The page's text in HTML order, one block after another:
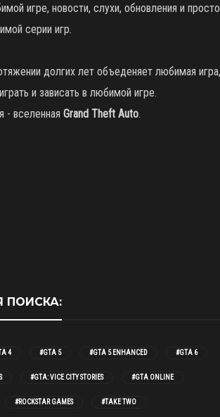
игре, новости, слухи, обновления и просто
серии игр.
долгих лет объеденяет любимая игра,
и зависать в любимой игре.
- вселенная Grand Theft Auto.
ПОИСКА:
4 #GTA 5 #GTA 5 ENHANCED #GTA 6
#GTA: VICE CITY STORIES #GTA ONLINE
#ROCKSTAR GAMES #TAKE TWO